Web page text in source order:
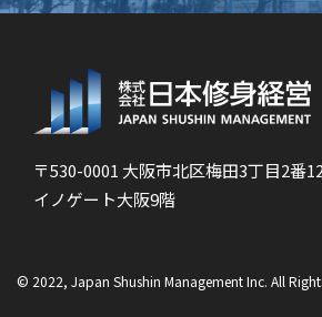
〒530-0001 大阪市北区梅田3丁目2番
イノゲート大阪9階
© 2022, Japan Shushin Management Inc. All